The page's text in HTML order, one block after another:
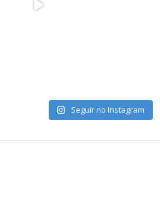
Seguir no Instagram